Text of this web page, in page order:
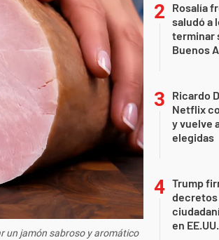
un jamón sabroso y aromático
Rosalía
saludó a
terminar
Buenos
Ricardo
Netflix
y vuelve
elegidas
Trump
en